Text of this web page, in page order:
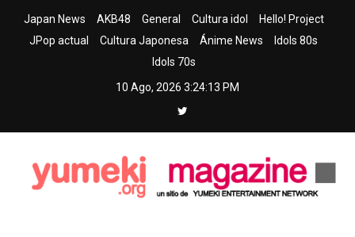
Japan News AKB48 General Cultura idol
Hello! Project
JPop actual
Cultura Japonesa Ánime News
Idols 80s
Idols 70s
10 Ago, 2026 3:24:14 PM